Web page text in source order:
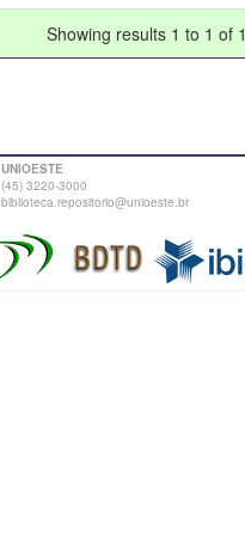
Showing results 1 to 1 of 1
UNIOESTE
(45) 3220-3000
biblioteca.repositorio@unioeste.br